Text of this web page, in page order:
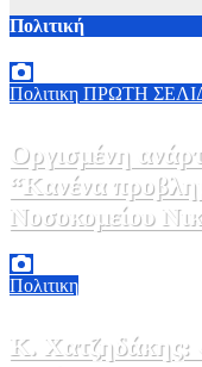
Πολιτική
Πολιτικη ΠΡΩΤΗ
Οργισμένη
“Κανένα
Νοσοκομείου
Πολιτικη
Κ. Χατζηδάκης: